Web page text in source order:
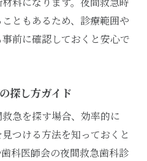
痛みを和らげるセルフケ
救急の賢い使い分け方
にできる歯痛緩和の工夫
ともあるため、診療範囲や
前に確認しておくと安心で
探し方ガイド
急を探す場合、効率的に
つける方法を知っておくと
科医師会の夜間救急歯科診